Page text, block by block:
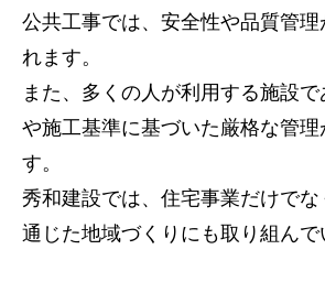
公共工事では、安全性や品質管理
れます。
また、多くの人が利用する施設
や施工基準に基づいた厳格な管理
す。
秀和建設では、住宅事業だけでな
通じた地域づくりにも取り組んで